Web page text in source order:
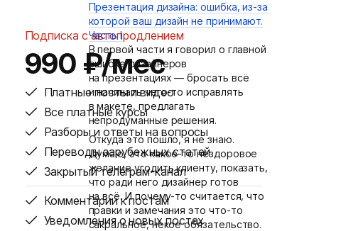
Презентация дизайна: ошибка, из-за
которой ваш дизайн не принимают.
Часть I
В первой части я говорил о главной
ошибке дизайнеров
на презентациях — бросать всё
и начинать чего-то исправлять
в макете, предлагать
непродуманные решения.
Откуда это пошло, я не знаю.
Думаю, это какое-то нездоровое
желание угодить клиенту, показать,
что ради него дизайнер готов
на всё. И почему-то считается, что
правки и замечания это что-то
сакральное, некое обязательство.
Подписка с автопродлением
990 ₽/мес
Платные посты и видео
Все платные курсы
Разборы и ответы на вопросы
Переводы зарубежных статей
Закрытый телеграм-канал
Комментарии к постам
Уведомления о новых постах